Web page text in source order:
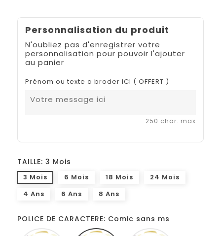
Personnalisation du produit
N'oubliez pas d'enregistrer votre
personnalisation pour pouvoir l'ajouter
au panier
Prénom ou texte a broder ICI ( OFFERT )
250 char. max
TAILLE: 3 Mois
3 Mois 6 Mois 18 Mois
24 Mois
4 Ans
6 Ans 8 Ans
POLICE DE CARACTERE: Comic sans ms
Monotype Comic